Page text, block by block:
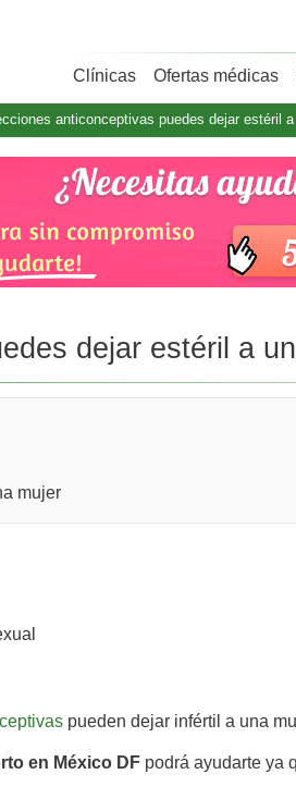
Clínicas Ofertas médicas
anticonceptivas puedes dejar estéril
dejar estéril a
mujer
pueden dejar infértil a una
en México DF podrá ayudarte ya